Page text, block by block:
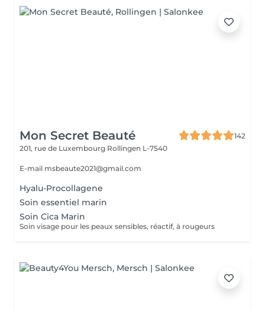
Mon Secret Beauté
142
201, rue de Luxembourg Rollingen L-7540
E-mail msbeaute2021@gmail.com
Hyalu-Procollagene
Soin essentiel marin
Soin Cica Marin
Soin visage pour les peaux sensibles, réactif, à rougeurs